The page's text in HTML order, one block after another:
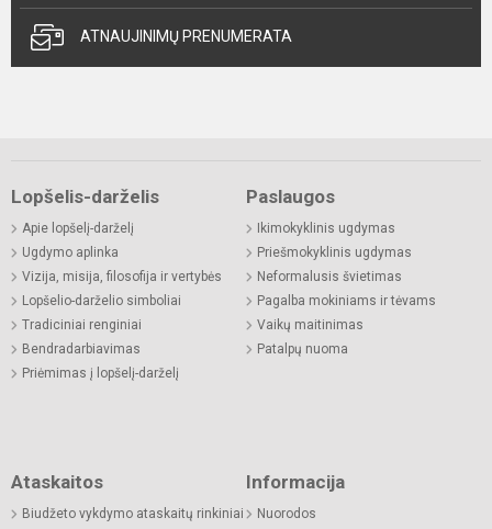
ATNAUJINIMŲ PRENUMERATA
Lopšelis-darželis
Apie lopšelį-darželį
Ugdymo aplinka
Vizija, misija, filosofija ir vertybės
Lopšelio-darželio simboliai
Tradiciniai renginiai
Bendradarbiavimas
Priėmimas į lopšelį-darželį
Paslaugos
Ikimokyklinis ugdymas
Priešmokyklinis ugdymas
Neformalusis švietimas
Pagalba mokiniams ir tėvams
Vaikų maitinimas
Patalpų nuoma
Ataskaitos
Biudžeto vykdymo ataskaitų rinkiniai
Informacija
Nuorodos